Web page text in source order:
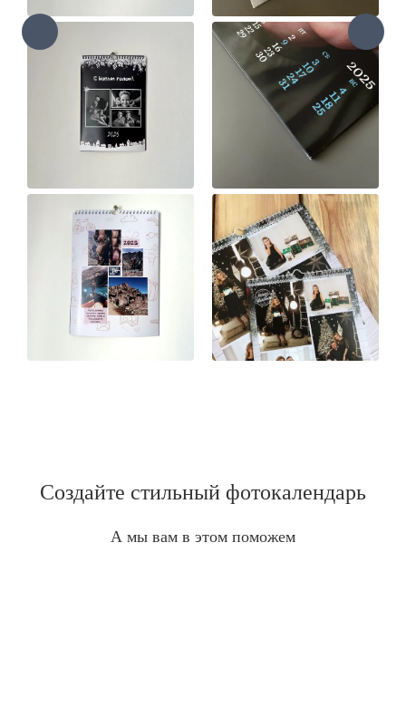
Создайте стильный фотокалендарь
А мы вам в этом поможем